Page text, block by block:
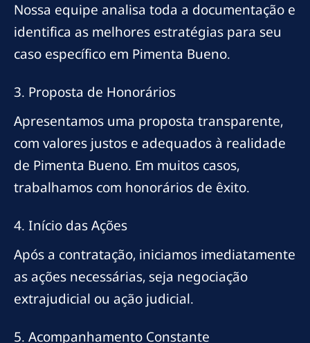
Nossa equipe analisa toda a documentação e
identifica as melhores estratégias para seu
caso específico em Pimenta Bueno.
3. Proposta de Honorários
Apresentamos uma proposta transparente,
com valores justos e adequados à realidade
de Pimenta Bueno. Em muitos casos,
trabalhamos com honorários de êxito.
4. Início das Ações
Após a contratação, iniciamos imediatamente
as ações necessárias, seja negociação
extrajudicial ou ação judicial.
5. Acompanhamento Constante